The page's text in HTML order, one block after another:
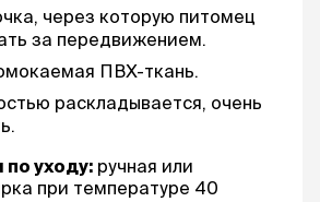
через которую питомец
за передвижением.
ПВХ-ткань.
раскладывается, очень
уходу: ручная или
при температуре 40